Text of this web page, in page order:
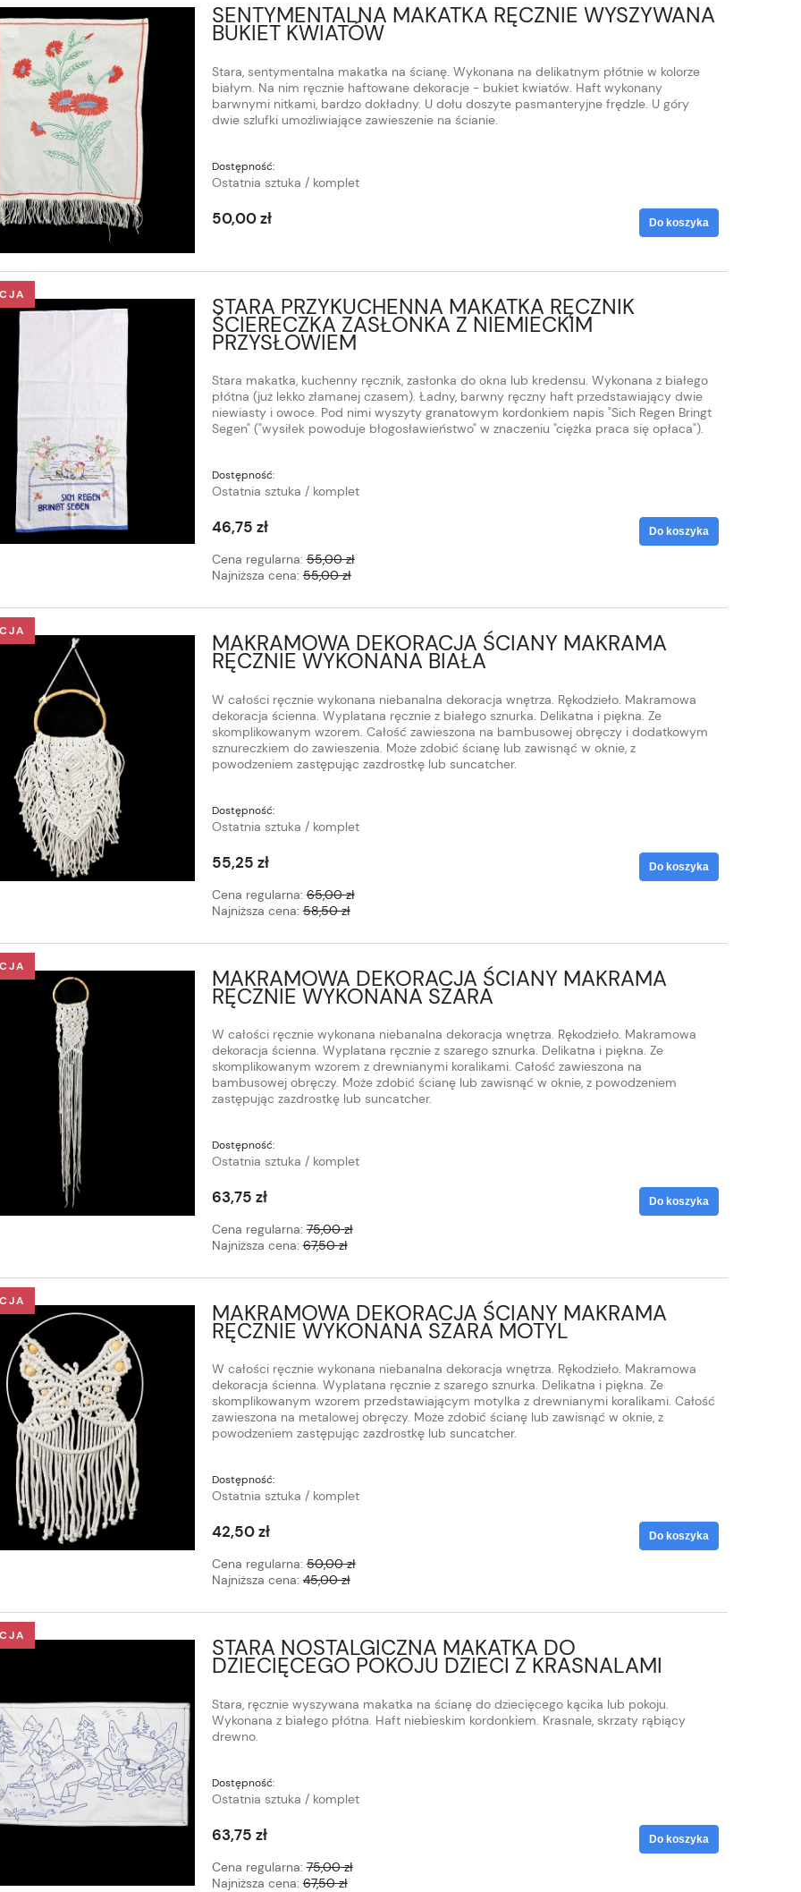
SENTYMENTALNA MAKATKA RĘCZNIE WYSZYWANA
BUKIET KWIATÓW
Stara, sentymentalna makatka na ścianę. Wykonana na delikatnym płótnie w kolorze
białym. Na nim ręcznie haftowane dekoracje - bukiet kwiatów. Haft wykonany
barwnymi nitkami, bardzo dokładny. U dołu doszyte pasmanteryjne frędzle. U góry
dwie szlufki umożliwiające zawieszenie na ścianie.
Dostępność:
Ostatnia sztuka / komplet
50,00 zł Do koszyka
STARA PRZYKUCHENNA MAKATKA RĘCZNIK
ŚCIERECZKA ZASŁONKA Z NIEMIECKIM
PRZYSŁOWIEM
Stara makatka, kuchenny ręcznik, zasłonka do okna lub kredensu. Wykonana z białego
płótna (już lekko złamanej czasem). Ładny, barwny ręczny haft przedstawiający dwie
niewiasty i owoce. Pod nimi wyszyty granatowym kordonkiem napis "Sich Regen Bringt
Segen" ("wysiłek powoduje błogosławieństwo" w znaczeniu "ciężka praca się opłaca").
Dostępność:
Ostatnia sztuka / komplet
46,75 zł
Cena regularna:55,00 zł
Najniższa cena:55,00 zł
Do koszyka
MAKRAMOWA DEKORACJA ŚCIANY MAKRAMA
RĘCZNIE WYKONANA BIAŁA
W całości ręcznie wykonana niebanalna dekoracja wnętrza. Rękodzieło. Makramowa
dekoracja ścienna. Wyplatana ręcznie z białego sznurka. Delikatna i piękna. Ze
skomplikowanym wzorem. Całość zawieszona na bambusowej obręczy i dodatkowym
sznureczkiem do zawieszenia. Może zdobić ścianę lub zawisnąć w oknie, z
powodzeniem zastępując zazdrostkę lub suncatcher.
Dostępność:
Ostatnia sztuka / komplet
55,25 zł
Cena regularna:65,00 zł
Najniższa cena:58,50 zł
Do koszyka
MAKRAMOWA DEKORACJA ŚCIANY MAKRAMA
RĘCZNIE WYKONANA SZARA
W całości ręcznie wykonana niebanalna dekoracja wnętrza. Rękodzieło. Makramowa
dekoracja ścienna. Wyplatana ręcznie z szarego sznurka. Delikatna i piękna. Ze
skomplikowanym wzorem z drewnianymi koralikami. Całość zawieszona na
bambusowej obręczy. Może zdobić ścianę lub zawisnąć w oknie, z powodzeniem
zastępując zazdrostkę lub suncatcher.
Dostępność:
Ostatnia sztuka / komplet
63,75 zł
Cena regularna:75,00 zł
Najniższa cena:67,50 zł
Do koszyka
MAKRAMOWA DEKORACJA ŚCIANY MAKRAMA
RĘCZNIE WYKONANA SZARA MOTYL
W całości ręcznie wykonana niebanalna dekoracja wnętrza. Rękodzieło. Makramowa
dekoracja ścienna. Wyplatana ręcznie z szarego sznurka. Delikatna i piękna. Ze
skomplikowanym wzorem przedstawiającym motylka z drewnianymi koralikami. Całość
zawieszona na metalowej obręczy. Może zdobić ścianę lub zawisnąć w oknie, z
powodzeniem zastępując zazdrostkę lub suncatcher.
Dostępność:
Ostatnia sztuka / komplet
42,50 zł
Cena regularna:50,00 zł
Najniższa cena:45,00 zł
Do koszyka
STARA NOSTALGICZNA MAKATKA DO
DZIECIĘCEGO POKOJU DZIECI Z KRASNALAMI
Stara, ręcznie wyszywana makatka na ścianę do dziecięcego kącika lub pokoju.
Wykonana z białego płótna. Haft niebieskim kordonkiem. Krasnale, skrzaty rąbiący
drewno.
Dostępność:
Ostatnia sztuka / komplet
63,75 zł
Cena regularna:75,00 zł
Najniższa cena:67,50 zł
Do koszyka